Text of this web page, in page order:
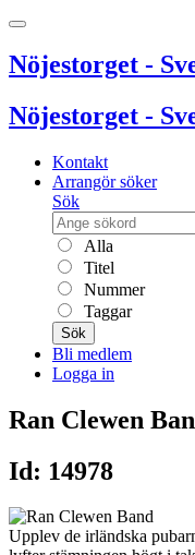
Nöjestorget -
Nöjestorget -
Kontakt
Arrangör söker
Sök
Alla
Titel
Nummer
Taggar
Sök
Bli medlem
Logga in
Ran Clewen
Id: 14978
Upplev de irländska